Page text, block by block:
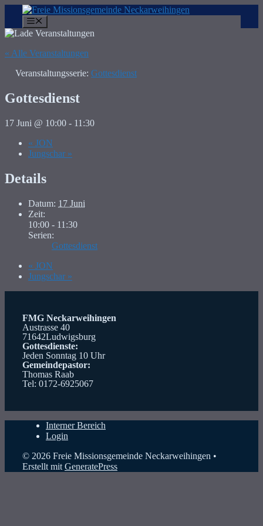
Inhalt
springen
« Alle Veranstaltungen
Veranstaltungsserie: Gottesdienst
Gottesdienst
17 Juni @ 10:00 - 11:30
« JON
Jungschar »
Details
Datum: 17 Juni
Zeit:
10:00 - 11:30
Serien:
Gottesdienst
« JON
Jungschar »
FMG Neckarweihingen
Austrasse 40
71642Ludwigsburg
Gottesdienste:
Jeden Sonntag 10 Uhr
Gemeindepastor:
Thomas Raab
Tel: 0172-6925067
Interner Bereich
Login
© 2026 Freie Missionsgemeinde Neckarweihingen •
Erstellt mit GeneratePress